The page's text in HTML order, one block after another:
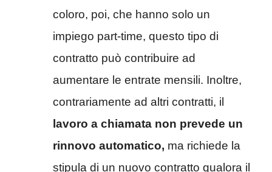
coloro, poi, che hanno solo un
impiego part-time, questo tipo di
contratto può contribuire ad
aumentare le entrate mensili. Inoltre,
contrariamente ad altri contratti, il
lavoro a chiamata non prevede un
rinnovo automatico, ma richiede la
stipula di un nuovo contratto qualora il